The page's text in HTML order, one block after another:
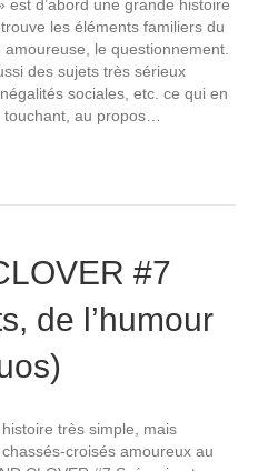
d’abord une grande histoire
les éléments familiers du
le questionnement.
des sujets très sérieux
sociales, etc. ce qui en
au propos…
#7
de l’humour
très simple, mais
croisés amoureux au